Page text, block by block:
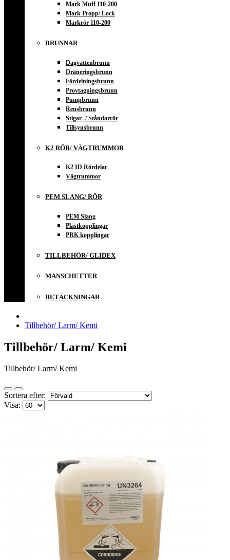
Mark Muff 110-200
Mark Propp/ Lock
Markrör 110-200
BRUNNAR
Dagvattenbrunn
Dräneringsbrunn
Fördelningsbrunn
Provtagningsbrunn
Pumpbrunn
Rensbrunn
Stigar- / Ståndarrör
Tillsynsbrunn
K2 RÖR/ VÄGTRUMMOR
K2 ID Rördelar
Vägtrummor
PEM SLANG/ RÖR
PEM Slang
Plastkopplingar
PRK kopplingar
TILLBEHÖR/ GLIDEX
MANSCHETTER
BETÄCKNINGAR
Tillbehör/ Larm/ Kemi
Tillbehör/ Larm/ Kemi
Tillbehör/ Larm/ Kemi
Sortera efter:
Visa: